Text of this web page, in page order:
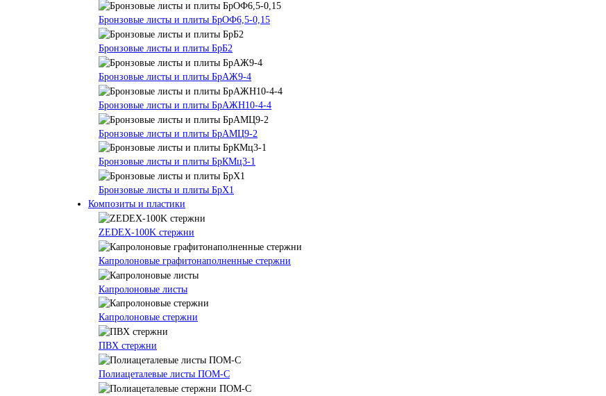
Бронзовые листы и плиты БрОФ6,5-0,15
Бронзовые листы и плиты БрБ2
Бронзовые листы и плиты БрАЖ9-4
Бронзовые листы и плиты БрАЖН10-4-4
Бронзовые листы и плиты БрАМЦ9-2
Бронзовые листы и плиты БрКМц3-1
Бронзовые листы и плиты БрХ1
Композиты и пластики
ZEDEX-100K стержни
Капролоновые графитонаполненные стержни
Капролоновые листы
Капролоновые стержни
ПВХ стержни
Полиацеталевые листы ПОМ-С